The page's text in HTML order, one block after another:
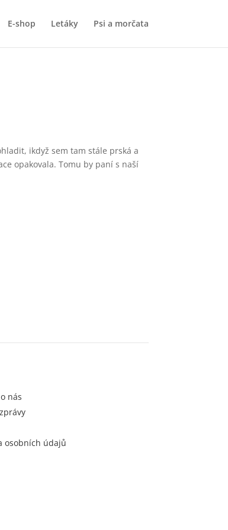
E-shop Letáky Psi a morčata
ikdyž sem tam stále prská a
opakovala. Tomu by paní s naší
nás
osobních údajů